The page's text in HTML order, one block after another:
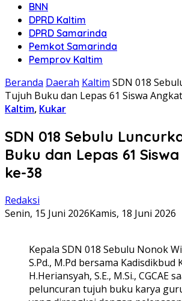
BNN
DPRD Kaltim
DPRD Samarinda
Pemkot Samarinda
Pemprov Kaltim
Beranda Daerah Kaltim SDN 018
Tujuh Buku dan Lepas 61 Siswa
Kaltim, Kukar
SDN 018 Sebulu
Buku dan Lepas 61
ke-38
Redaksi
Senin, 15 Juni 2026Kamis, 18 Juni 2026
Kepala SDN 018 Sebulu Nonok
S.Pd., M.Pd bersama Kadisdikbud
H.Heriansyah, S.E., M.Si., CGCAE
peluncuran tujuh buku karya